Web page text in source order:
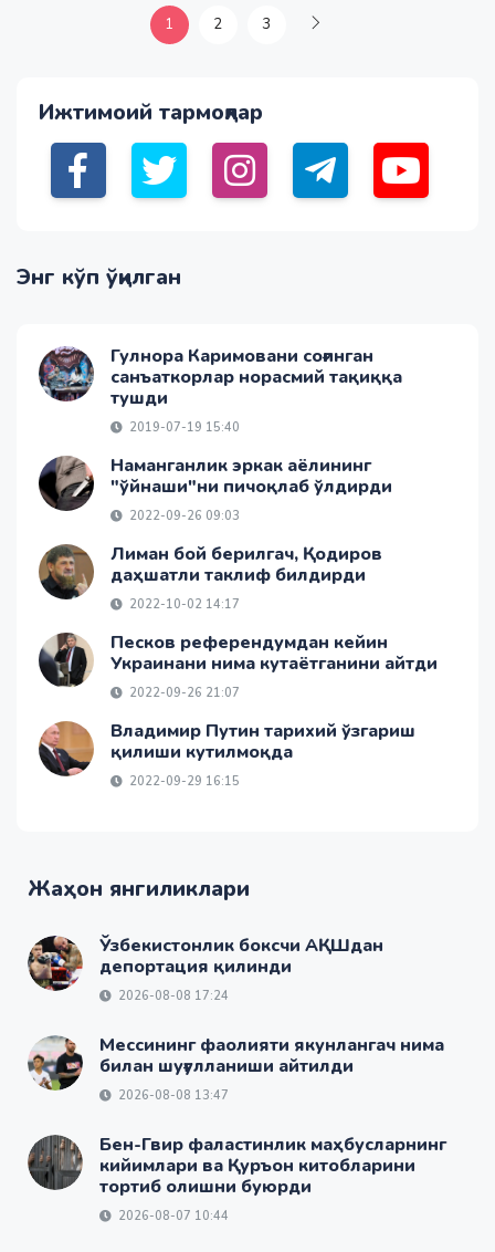
1 2 3
Ижтимоий тармоқлар
Энг кўп ўқилган
Гулнора Каримовани соғинган
санъаткорлар норасмий тақиққа
тушди
2019-07-19 15:40
Наманганлик эркак аёлининг
"ўйнаши"ни пичоқлаб ўлдирди
2022-09-26 09:03
Лиман бой берилгач, Қодиров
даҳшатли таклиф билдирди
2022-10-02 14:17
Песков референдумдан кейин
Украинани нима кутаётганини айтди
2022-09-26 21:07
Владимир Путин тарихий ўзгариш
қилиши кутилмоқда
2022-09-29 16:15
Жаҳон янгиликлари
Ўзбекистонлик боксчи АҚШдан
депортация қилинди
2026-08-08 17:24
Мессининг фаолияти якунлангач нима
билан шуғулланиши айтилди
2026-08-08 13:47
Бен-Гвир фаластинлик маҳбусларнинг
кийимлари ва Қуръон китобларини
тортиб олишни буюрди
2026-08-07 10:44